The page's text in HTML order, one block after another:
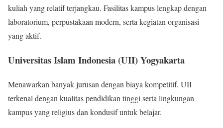
kuliah yang relatif terjangkau. Fasilitas kampus lengkap dengan
laboratorium, perpustakaan modern, serta kegiatan organisasi
yang aktif.
Universitas Islam Indonesia (UII) Yogyakarta
Menawarkan banyak jurusan dengan biaya kompetitif. UII
terkenal dengan kualitas pendidikan tinggi serta lingkungan
kampus yang religius dan kondusif untuk belajar.